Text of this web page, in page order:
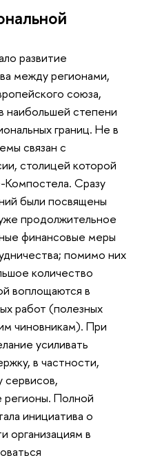
развитие
между регионами,
союза,
наибольшей степени
границ. Не в
связан с
столицей которой
Компостела. Сразу
были посвящены
продолжительное
финансовые меры
помимо них
количество
воплощаются в
работ (полезных
чиновникам). При
усиливать
в частности,
регионы. Полной
инициатива о
организациям в